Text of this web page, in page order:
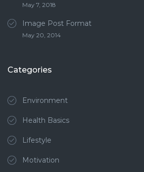
May 7, 2018
Image Post Format
May 20, 2014
Categories
Environment
Health Basics
Lifestyle
Motivation